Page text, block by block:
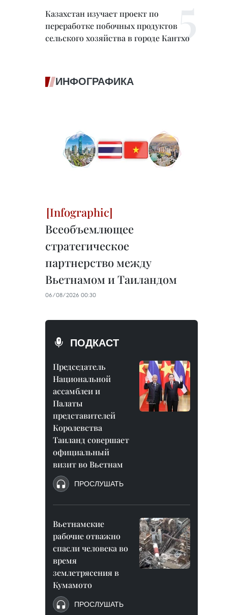
Казахстан изучает проект по
переработке побочных продуктов
сельского хозяйства в городе Кантхо
ИНФОГРАФИКА
Всеобъемлющее
стратегическое
партнерство между
Вьетнамом и Таиландом
06/08/2026 00:30
ПОДКАСТ
Председатель
Национальной
ассамблеи и
Палаты
представителей
Королевства
Таиланд совершает
официальный
визит во Вьетнам
ПРОСЛУШАТЬ
Вьетнамские
рабочие отважно
спасли человека во
время
землетрясения в
Кумамото
ПРОСЛУШАТЬ